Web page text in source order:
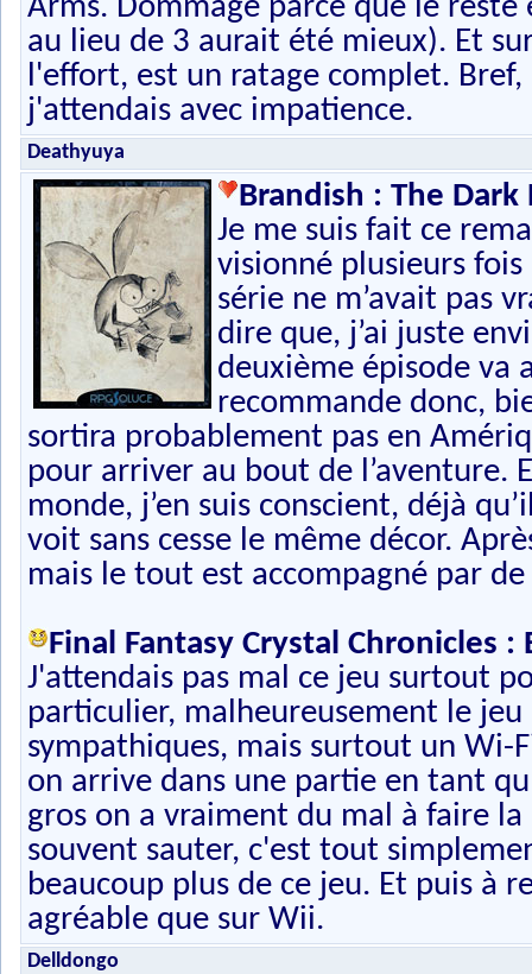
Arms. Dommage parce que le
au lieu de 3 aurait été mieux). Et
l'effort, est un ratage complet.
j'attendais avec impatience.
Deathyuya
Brandish : The Dark
Je me suis fait ce
visionné plusieurs
série ne m’avait pas
dire que, j’ai juste
deuxième épisode va
recommande donc,
sortira probablement pas en
pour arriver au bout de l’aventure.
monde, j’en suis conscient, déjà
voit sans cesse le même décor.
mais le tout est accompagné par
Final Fantasy Crystal Chronicles
J'attendais pas mal ce jeu surtout
particulier, malheureusement le
sympathiques, mais surtout un
on arrive dans une partie en tant
gros on a vraiment du mal à faire
souvent sauter, c'est tout
beaucoup plus de ce jeu. Et puis à
agréable que sur Wii.
Delldongo